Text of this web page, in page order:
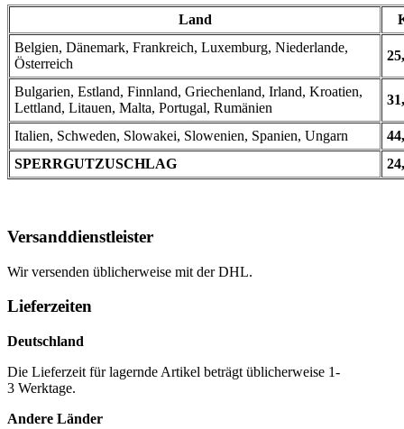
Land
Belgien, Dänemark, Frankreich, Luxemburg, Niederlande,
Österreich
Bulgarien, Estland, Finnland, Griechenland, Irland, Kroatien,
Lettland, Litauen, Malta, Portugal, Rumänien
Italien, Schweden, Slowakei, Slowenien, Spanien, Ungarn
SPERRGUTZUSCHLAG
Versanddienstleister
Wir versenden üblicherweise mit der DHL.
Lieferzeiten
Deutschland
Die Lieferzeit für lagernde Artikel beträgt üblicherweise 1-
3 Werktage.
Andere Länder